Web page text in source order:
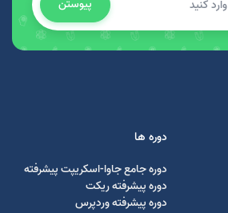
پیوستن
دوره ها
دوره جامع جاوا-اسکریپت پیشرفته
دوره پیشرفته ریکت
دوره پیشرفته وردپرس